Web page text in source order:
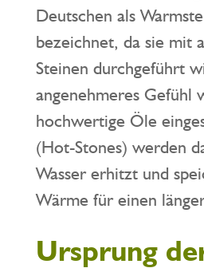
Deutschen als
bezeichnet, da sie mit
Steinen durchgeführt
angenehmeres Gefühl
hochwertige Öle
(Hot-Stones) werden
Wasser erhitzt und
Wärme für einen
Ursprung